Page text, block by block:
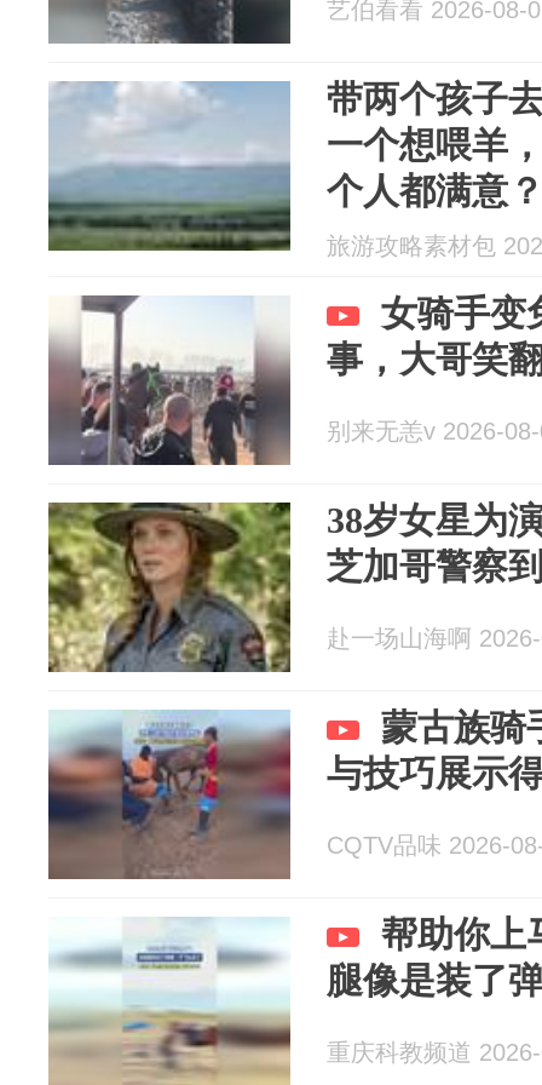
艺伯看看 2026-08-
带两个孩子
一个想喂羊
个人都满意
旅游攻略素材包
女骑手变
事，大哥笑
别来无恙v 2026-
38岁女星为
芝加哥警察
赴一场山海啊
蒙古族骑
与技巧展示
CQTV品味 2026-
帮助你上
腿像是装了
重庆科教频道